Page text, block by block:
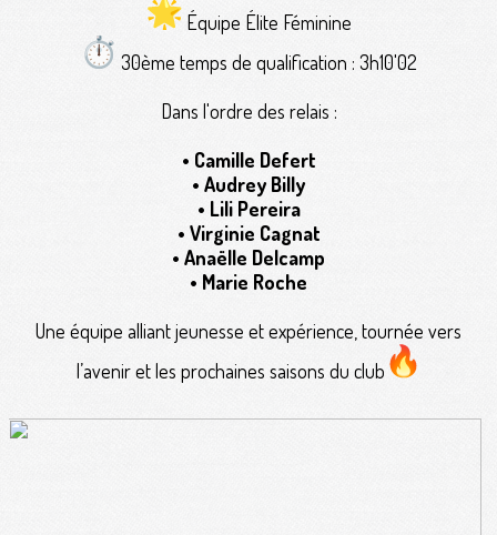
Équipe Élite Féminine
30ème temps de qualification : 3h10'02
Dans l'ordre des relais :
• Camille Defert
• Audrey Billy
• Lili Pereira
• Virginie Cagnat
• Anaëlle Delcamp
• Marie Roche
Une équipe alliant jeunesse et expérience, tournée vers
l’avenir et les prochaines saisons du club